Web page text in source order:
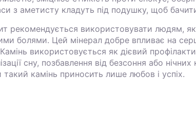
з аметисту кладуть під подушку, щоб
рекомендується використовувати людям,
болями. Цей мінерал добре впливає на
використовується як дієвий
сну, позбавлення від безсоння або
камінь приносить лише любов і успіх.